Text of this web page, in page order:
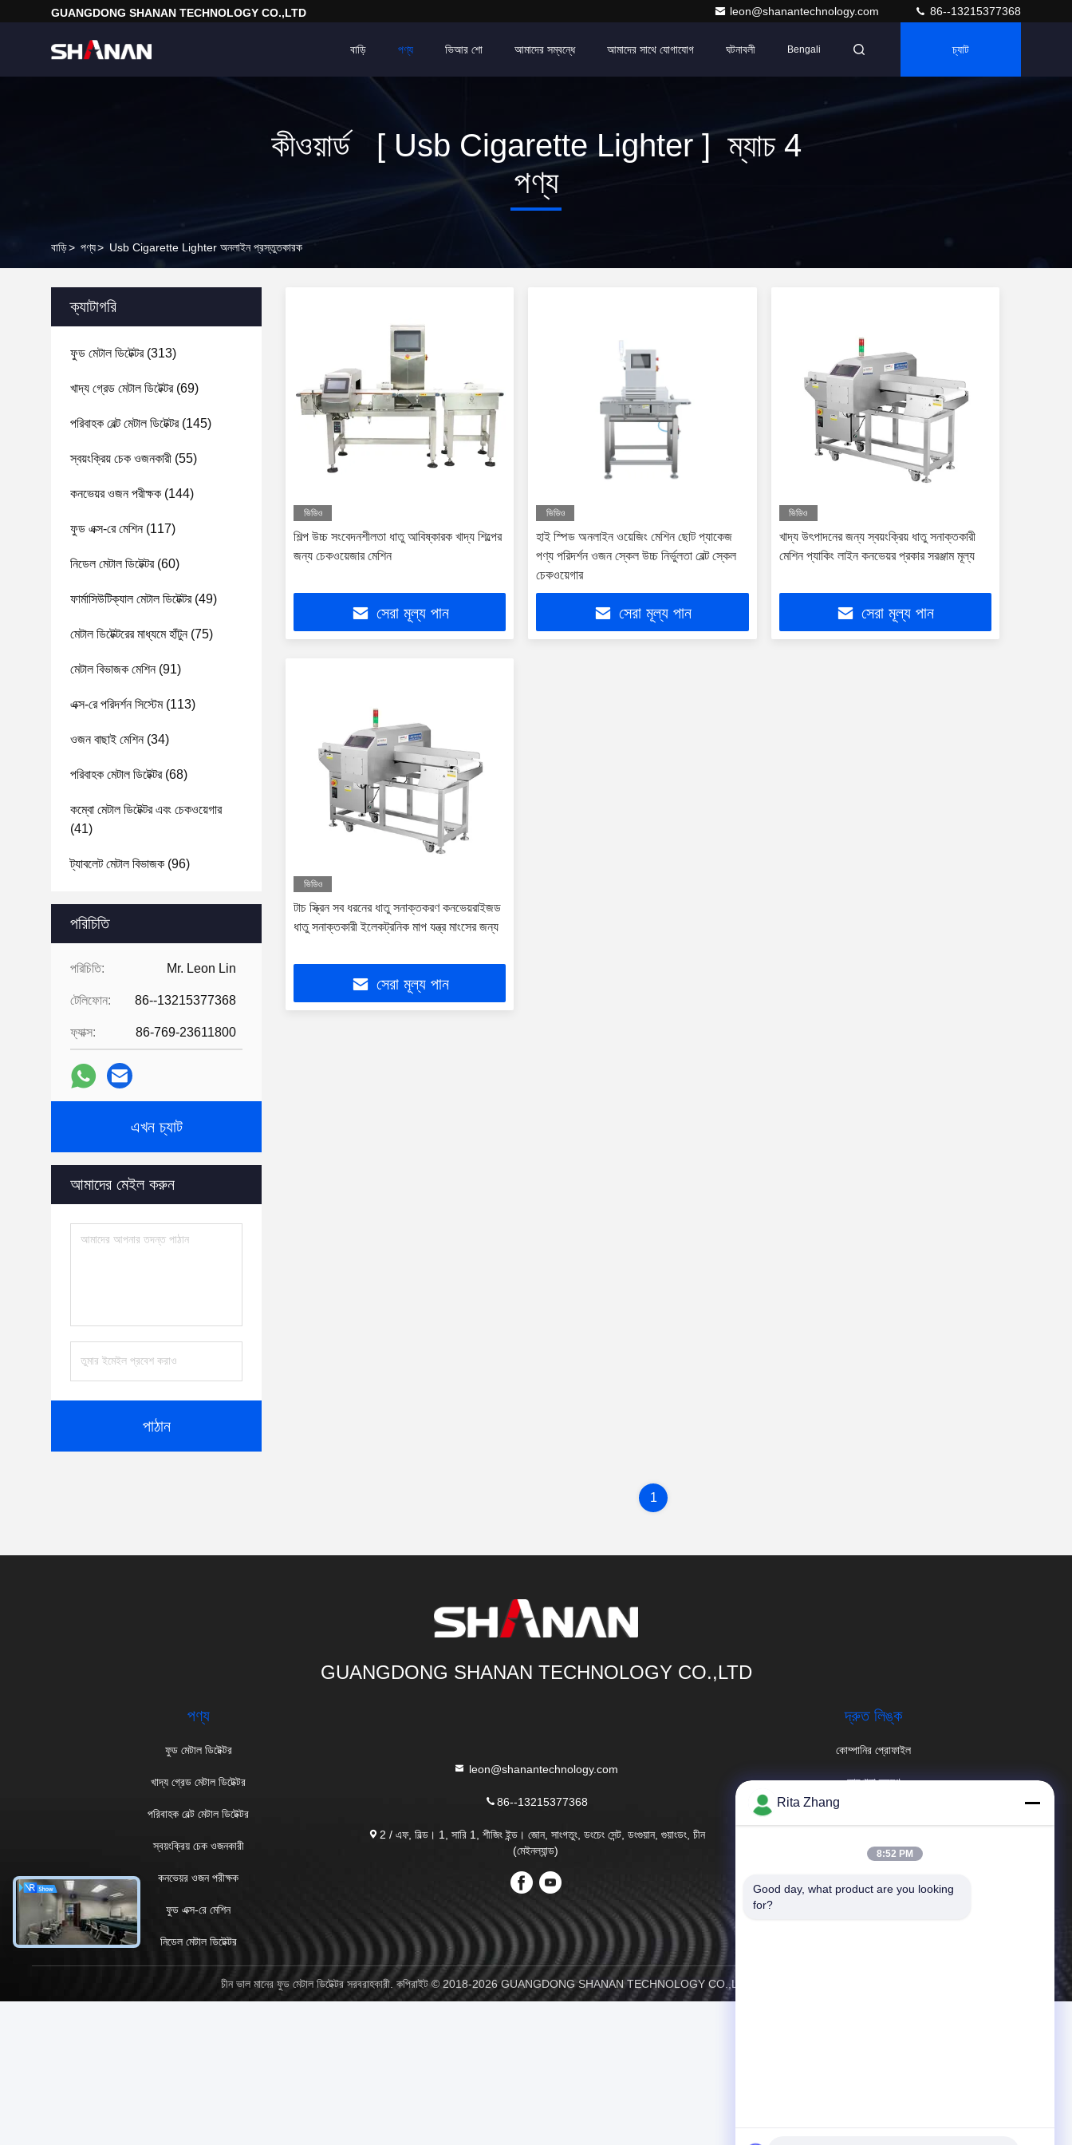
GUANGDONG SHANAN TECHNOLOGY CO.,LTD leon@shanantechnology.com 86--13215377368
বাড়ি পণ্য ভিআর শো আমাদের সম্বন্ধে আমাদের সাথে যোগাযোগ ঘটনাবলী Bengali চ্যাট
কীওয়ার্ড [ Usb Cigarette Lighter ] ম্যাচ 4
পণ্য
বাড়ি> পণ্য> Usb Cigarette Lighter অনলাইন প্রস্তুতকারক
ক্যাটাগরি
ফুড মেটাল ডিটেক্টর(313)
খাদ্য গ্রেড মেটাল ডিটেক্টর(69)
পরিবাহক বেল্ট মেটাল ডিটেক্টর(145)
স্বয়ংক্রিয় চেক ওজনকারী (55)
কনভেয়র ওজন পরীক্ষক (144)
ফুড এক্স-রে মেশিন(117)
নিডেল মেটাল ডিটেক্টর(60)
ফার্মাসিউটিক্যাল মেটাল ডিটেক্টর(49)
মেটাল ডিটেক্টরের মাধ্যমে হাঁটুন(75)
মেটাল বিভাজক মেশিন(91)
এক্স-রে পরিদর্শন সিস্টেম(113)
ওজন বাছাই মেশিন(34)
পরিবাহক মেটাল ডিটেক্টর(68)
কম্বো মেটাল ডিটেক্টর এবং চেকওয়েগার
(41)
ট্যাবলেট মেটাল বিভাজক (96)
পরিচিতি
পরিচিতি: Mr. Leon Lin
টেলিফোন: 86--13215377368
ফ্যাক্স: 86-769-23611800
এখন চ্যাট
আমাদের মেইল ​​করুন
পাঠান
ভিডিও
শিল্প উচ্চ সংবেদনশীলতা ধাতু আবিষ্কারক খাদ্য শিল্পের
জন্য চেকওয়েজার মেশিন
সেরা মূল্য পান
ভিডিও
হাই স্পিড অনলাইন ওয়েজিং মেশিন ছোট প্যাকেজ
পণ্য পরিদর্শন ওজন স্কেল উচ্চ নির্ভুলতা বেল্ট স্কেল
চেকওয়েগার
সেরা মূল্য পান
ভিডিও
খাদ্য উৎপাদনের জন্য স্বয়ংক্রিয় ধাতু সনাক্তকারী
মেশিন প্যাকিং লাইন কনভেয়র প্রকার সরঞ্জাম মূল্য
সেরা মূল্য পান
ভিডিও
টাচ স্ক্রিন সব ধরনের ধাতু সনাক্তকরণ কনভেয়রাইজড
ধাতু সনাক্তকারী ইলেকট্রনিক মাপ যন্ত্র মাংসের জন্য
সেরা মূল্য পান
1
GUANGDONG SHANAN TECHNOLOGY CO.,LTD
পণ্য
ফুড মেটাল ডিটেক্টর
খাদ্য গ্রেড মেটাল ডিটেক্টর
পরিবাহক বেল্ট মেটাল ডিটেক্টর
স্বয়ংক্রিয় চেক ওজনকারী
কনভেয়র ওজন পরীক্ষক
ফুড এক্স-রে মেশিন
নিডেল মেটাল ডিটেক্টর
leon@shanantechnology.com
86--13215377368
2 / এফ, বিল্ড। 1, সারি 1, শীজিং ইন্ড। জোন, সাংগতুং, ডংচেং সেন্ট, ডংগুয়ান, গুয়াংডং, চীন
(মেইনল্যান্ড)
দ্রুত লিঙ্ক
কোম্পানির প্রোফাইল
কারখানা ভ্রমণ
খবর
চীন ভাল মানের ফুড মেটাল ডিটেক্টর সরবরাহকারী. কপিরাইট © 2018-2026 GUANGDONG SHANAN TECHNOLOGY CO.,LTD . সমস্ত অধিকার সংরক্ষিত.
Rita Zhang
8:52 PM
Good day, what product are you looking
for?